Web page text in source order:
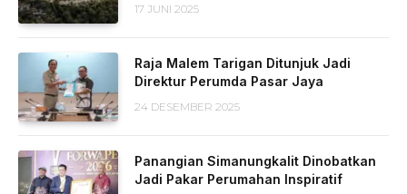
17 JUNI 2025
Raja Malem Tarigan Ditunjuk Jadi
Direktur Perumda Pasar Jaya
24 DESEMBER 2025
Panangian Simanungkalit Dinobatkan
Jadi Pakar Perumahan Inspiratif